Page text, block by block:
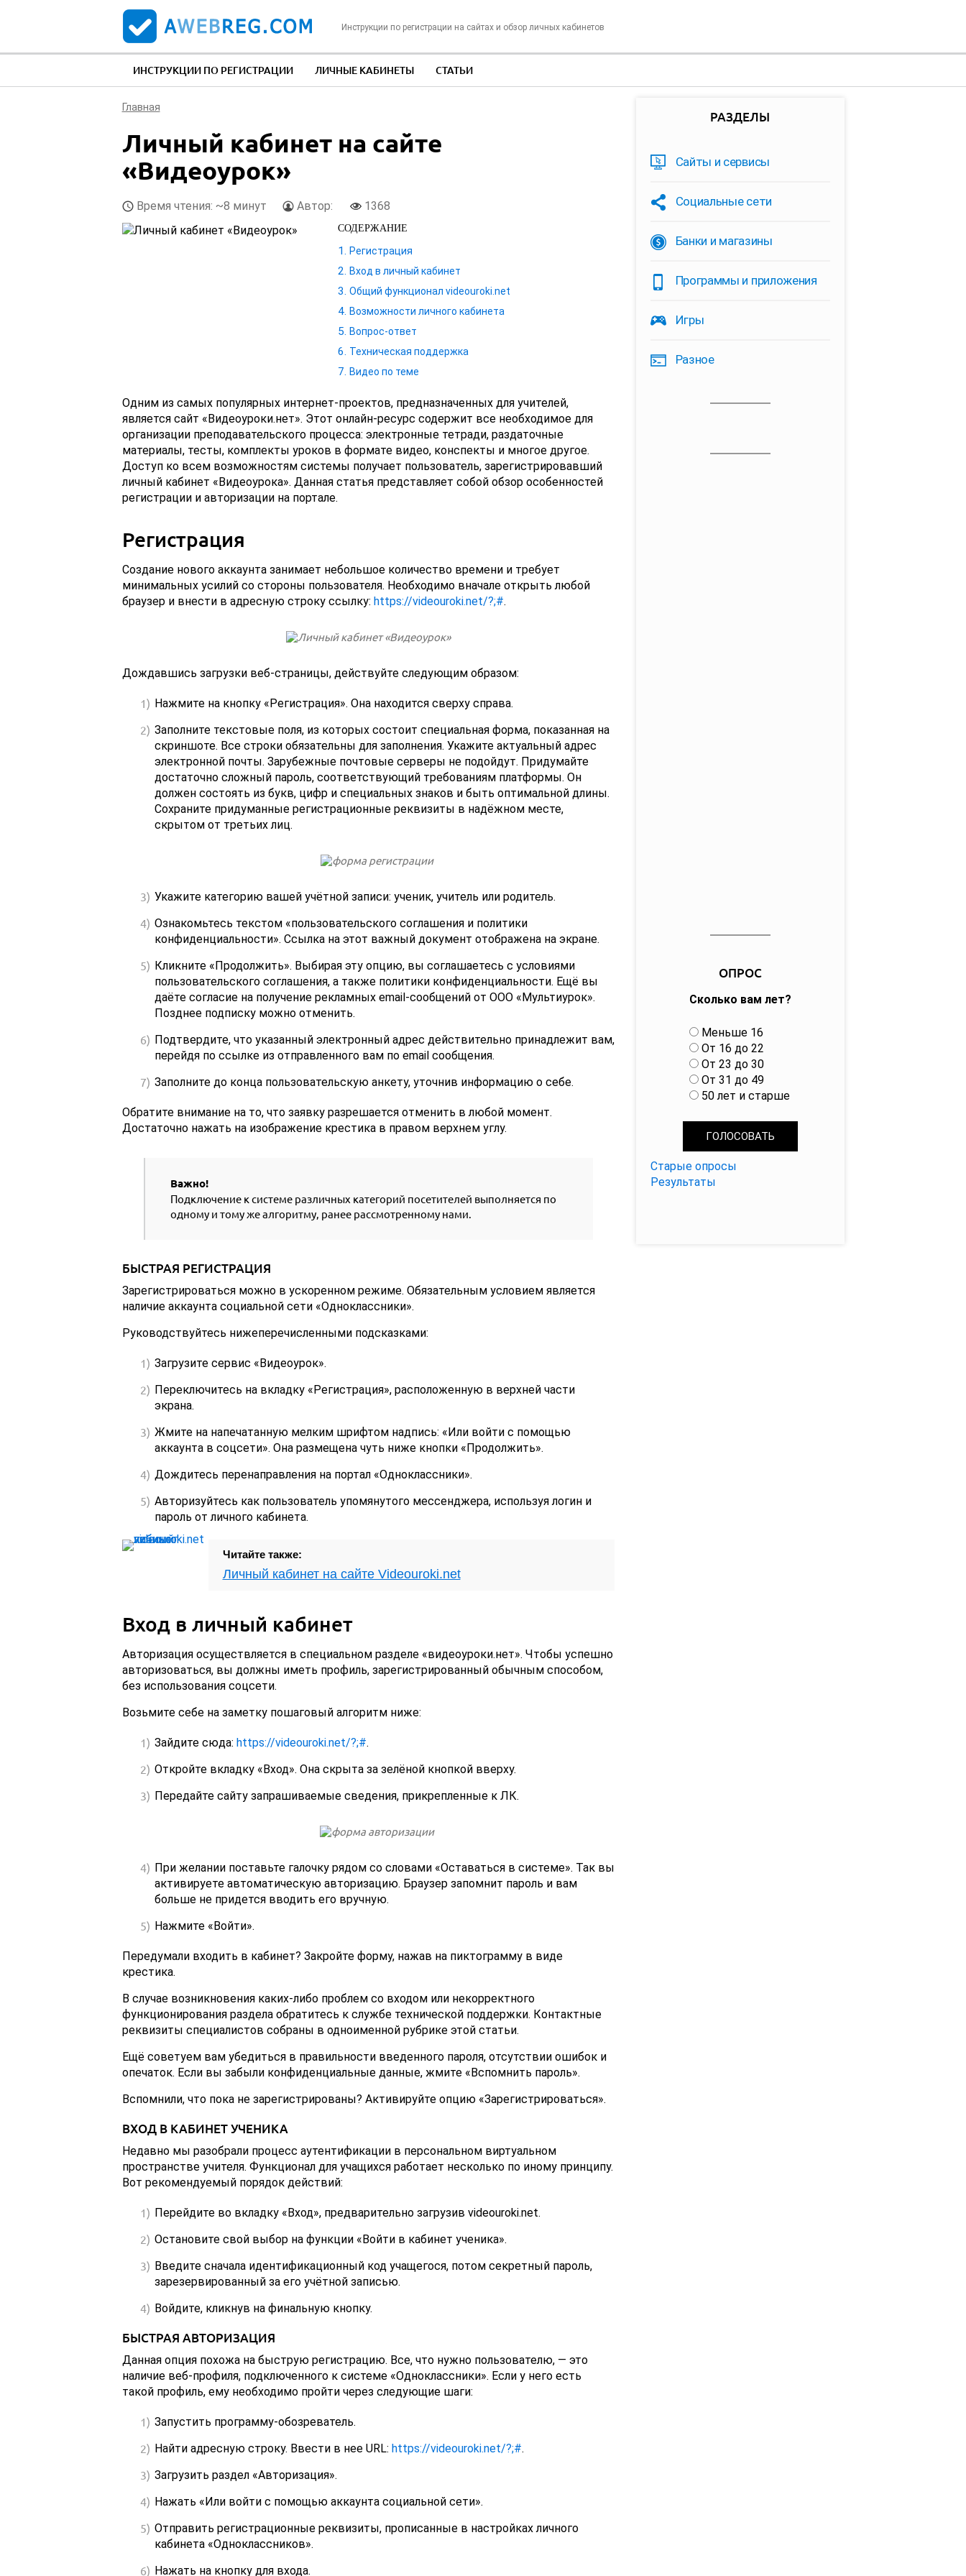
Инструкции по регистрации на сайтах и обзор личных кабинетов
ИНСТРУКЦИИ ПО РЕГИСТРАЦИИ ЛИЧНЫЕ КАБИНЕТЫ СТАТЬИ
Главная
Личный кабинет на сайте
«Видеоурок»
Время чтения: ~8 минут Автор: 1368
СОДЕРЖАНИЕ
Регистрация
Вход в личный кабинет
Общий функционал videouroki.net
Возможности личного кабинета
Вопрос-ответ
Техническая поддержка
Видео по теме
Одним из самых популярных интернет-проектов, предназначенных для учителей,
является сайт «Видеоуроки.нет». Этот онлайн-ресурс содержит все необходимое для
организации преподавательского процесса: электронные тетради, раздаточные
материалы, тесты, комплекты уроков в формате видео, конспекты и многое другое.
Доступ ко всем возможностям системы получает пользователь, зарегистрировавший
личный кабинет «Видеоурока». Данная статья представляет собой обзор особенностей
регистрации и авторизации на портале.
Регистрация
Создание нового аккаунта занимает небольшое количество времени и требует
минимальных усилий со стороны пользователя. Необходимо вначале открыть любой
браузер и внести в адресную строку ссылку: https://videouroki.net/?;#.
Дождавшись загрузки веб-страницы, действуйте следующим образом:
Нажмите на кнопку «Регистрация». Она находится сверху справа.
Заполните текстовые поля, из которых состоит специальная форма, показанная на
скриншоте. Все строки обязательны для заполнения. Укажите актуальный адрес
электронной почты. Зарубежные почтовые серверы не подойдут. Придумайте
достаточно сложный пароль, соответствующий требованиям платформы. Он
должен состоять из букв, цифр и специальных знаков и быть оптимальной длины.
Сохраните придуманные регистрационные реквизиты в надёжном месте,
скрытом от третьих лиц.
Укажите категорию вашей учётной записи: ученик, учитель или родитель.
Ознакомьтесь текстом «пользовательского соглашения и политики
конфиденциальности». Ссылка на этот важный документ отображена на экране.
Кликните «Продолжить». Выбирая эту опцию, вы соглашаетесь с условиями
пользовательского соглашения, а также политики конфиденциальности. Ещё вы
даёте согласие на получение рекламных email-сообщений от ООО «Мультиурок».
Позднее подписку можно отменить.
Подтвердите, что указанный электронный адрес действительно принадлежит вам,
перейдя по ссылке из отправленного вам по email сообщения.
Заполните до конца пользовательскую анкету, уточнив информацию о себе.
Обратите внимание на то, что заявку разрешается отменить в любой момент.
Достаточно нажать на изображение крестика в правом верхнем углу.
Важно!
Подключение к системе различных категорий посетителей выполняется по
одному и тому же алгоритму, ранее рассмотренному нами.
БЫСТРАЯ РЕГИСТРАЦИЯ
Зарегистрироваться можно в ускоренном режиме. Обязательным условием является
наличие аккаунта социальной сети «Одноклассники».
Руководствуйтесь нижеперечисленными подсказками:
Загрузите сервис «Видеоурок».
Переключитесь на вкладку «Регистрация», расположенную в верхней части
экрана.
Жмите на напечатанную мелким шрифтом надпись: «Или войти с помощью
аккаунта в соцсети». Она размещена чуть ниже кнопки «Продолжить».
Дождитесь перенаправления на портал «Одноклассники».
Авторизуйтесь как пользователь упомянутого мессенджера, используя логин и
пароль от личного кабинета.
Читайте также:
Личный кабинет на сайте Videouroki.net
Вход в личный кабинет
Авторизация осуществляется в специальном разделе «видеоуроки.нет». Чтобы успешно
авторизоваться, вы должны иметь профиль, зарегистрированный обычным способом,
без использования соцсети.
Возьмите себе на заметку пошаговый алгоритм ниже:
Зайдите сюда: https://videouroki.net/?;#.
Откройте вкладку «Вход». Она скрыта за зелёной кнопкой вверху.
Передайте сайту запрашиваемые сведения, прикрепленные к ЛК.
При желании поставьте галочку рядом со словами «Оставаться в системе». Так вы
активируете автоматическую авторизацию. Браузер запомнит пароль и вам
больше не придется вводить его вручную.
Нажмите «Войти».
Передумали входить в кабинет? Закройте форму, нажав на пиктограмму в виде
крестика.
В случае возникновения каких-либо проблем со входом или некорректного
функционирования раздела обратитесь к службе технической поддержки. Контактные
реквизиты специалистов собраны в одноименной рубрике этой статьи.
Ещё советуем вам убедиться в правильности введенного пароля, отсутствии ошибок и
опечаток. Если вы забыли конфиденциальные данные, жмите «Вспомнить пароль».
Вспомнили, что пока не зарегистрированы? Активируйте опцию «Зарегистрироваться».
ВХОД В КАБИНЕТ УЧЕНИКА
Недавно мы разобрали процесс аутентификации в персональном виртуальном
пространстве учителя. Функционал для учащихся работает несколько по иному принципу.
Вот рекомендуемый порядок действий:
Перейдите во вкладку «Вход», предварительно загрузив videouroki.net.
Остановите свой выбор на функции «Войти в кабинет ученика».
Введите сначала идентификационный код учащегося, потом секретный пароль,
зарезервированный за его учётной записью.
Войдите, кликнув на финальную кнопку.
БЫСТРАЯ АВТОРИЗАЦИЯ
Данная опция похожа на быструю регистрацию. Все, что нужно пользователю, — это
наличие веб-профиля, подключенного к системе «Одноклассники». Если у него есть
такой профиль, ему необходимо пройти через следующие шаги:
Запустить программу-обозреватель.
Найти адресную строку. Ввести в нее URL: https://videouroki.net/?;#.
Загрузить раздел «Авторизация».
Нажать «Или войти с помощью аккаунта социальной сети».
Отправить регистрационные реквизиты, прописанные в настройках личного
кабинета «Одноклассников».
Нажать на кнопку для входа.
РАЗДЕЛЫ
Сайты и сервисы
Социальные сети
Банки и магазины
Программы и приложения
Игры
Разное
ОПРОС
Сколько вам лет?
В
а
р
и
а
Меньше 16
От 16 до 22
От 23 до 30
От 31 до 49
50 лет и старше
Старые опросы
Результаты